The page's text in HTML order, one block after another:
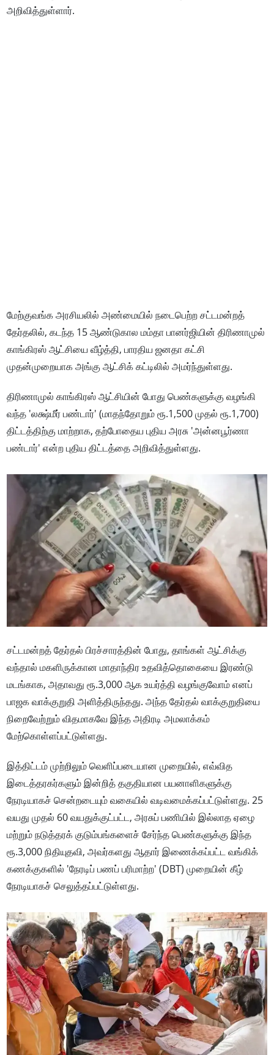
அறிவித்துள்ளார்.
மேற்குவங்க அரசியலில் அண்மையில் நடைபெற்ற சட்டமன்றத்
தேர்தலில், கடந்த 15 ஆண்டுகால மம்தா பானர்ஜியின் திரிணாமுல்
காங்கிரஸ் ஆட்சியை வீழ்த்தி, பாரதிய ஜனதா கட்சி
முதன்முறையாக அங்கு ஆட்சிக் கட்டிலில் அமர்ந்துள்ளது.
திரிணாமுல் காங்கிரஸ் ஆட்சியின் போது பெண்களுக்கு வழங்கி
வந்த 'லக்ஷ்மீர் பண்டார்' (மாதந்தோறும் ரூ.1,500 முதல் ரூ.1,700)
திட்டத்திற்கு மாற்றாக, தற்போதைய புதிய அரசு 'அன்னபூர்ணா
பண்டார்' என்ற புதிய திட்டத்தை அறிவித்துள்ளது.
சட்டமன்றத் தேர்தல் பிரச்சாரத்தின் போது, தாங்கள் ஆட்சிக்கு
வந்தால் மகளிருக்கான மாதாந்திர உதவித்தொகையை இரண்டு
மடங்காக, அதாவது ரூ.3,000 ஆக உயர்த்தி வழங்குவோம் எனப்
பாஜக வாக்குறுதி அளித்திருந்தது. அந்த தேர்தல் வாக்குறுதியை
நிறைவேற்றும் விதமாகவே இந்த அதிரடி அமலாக்கம்
மேற்கொள்ளப்பட்டுள்ளது.
இத்திட்டம் முற்றிலும் வெளிப்படையான முறையில், எவ்வித
இடைத்தரகர்களும் இன்றித் தகுதியான பயனாளிகளுக்கு
நேரடியாகச் சென்றடையும் வகையில் வடிவமைக்கப்பட்டுள்ளது. 25
வயது முதல் 60 வயதுக்குட்பட்ட, அரசுப் பணியில் இல்லாத ஏழை
மற்றும் நடுத்தரக் குடும்பங்களைச் சேர்ந்த பெண்களுக்கு இந்த
ரூ.3,000 நிதியுதவி, அவர்களது ஆதார் இணைக்கப்பட்ட வங்கிக்
கணக்குகளில் 'நேரடிப் பணப் பரிமாற்ற' (DBT) முறையின் கீழ்
நேரடியாகச் செலுத்தப்பட்டுள்ளது.